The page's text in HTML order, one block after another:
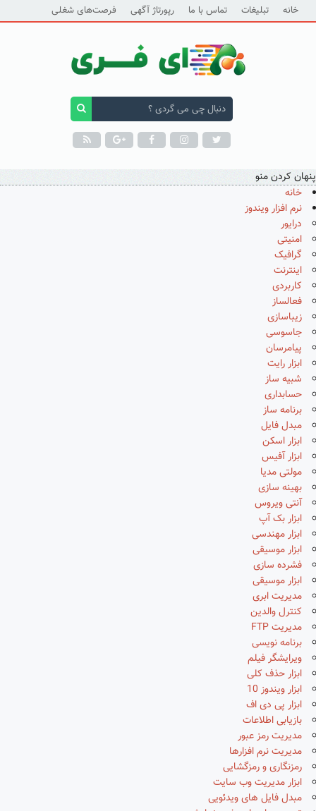
خانه تبلیغات تماس با ما رپورتاژ آگهی فرصت‌های شغلی
پنهان کردن منو
خانه
نرم افزار ویندوز
درایور
امنیتی
گرافیک
اینترنت
کاربردی
فعالساز
زیباسازی
جاسوسی
پیامرسان
ابزار رایت
شبیه ساز
حسابداری
برنامه ساز
مبدل فایل
ابزار اسکن
ابزار آفیس
مولتی مدیا
بهینه سازی
آنتی ویروس
ابزار بک آپ
ابزار مهندسی
ابزار موسیقی
فشرده سازی
ابزار موسیقی
مدیریت ابری
کنترل والدین
مدیریت FTP
برنامه نویسی
ویرایشگر فیلم
ابزار حذف کلی
ابزار ویندوز 10
ابزار پی دی اف
بازیابی اطلاعات
مدیریت رمز عبور
مدیریت نرم افزارها
رمزنگاری و رمزگشایی
ابزار مدیریت وب سایت
مبدل فایل های ویدئویی